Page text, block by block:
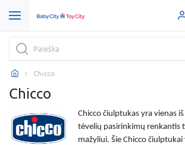
Chicco
Chicco
Chicco čiulptukas yra vienas
tėvelių pasirinkimų renkantis
mažyliui. Šie Chicco čiulptukai